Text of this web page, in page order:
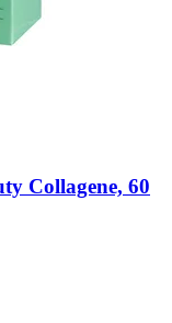
Collagene, 60